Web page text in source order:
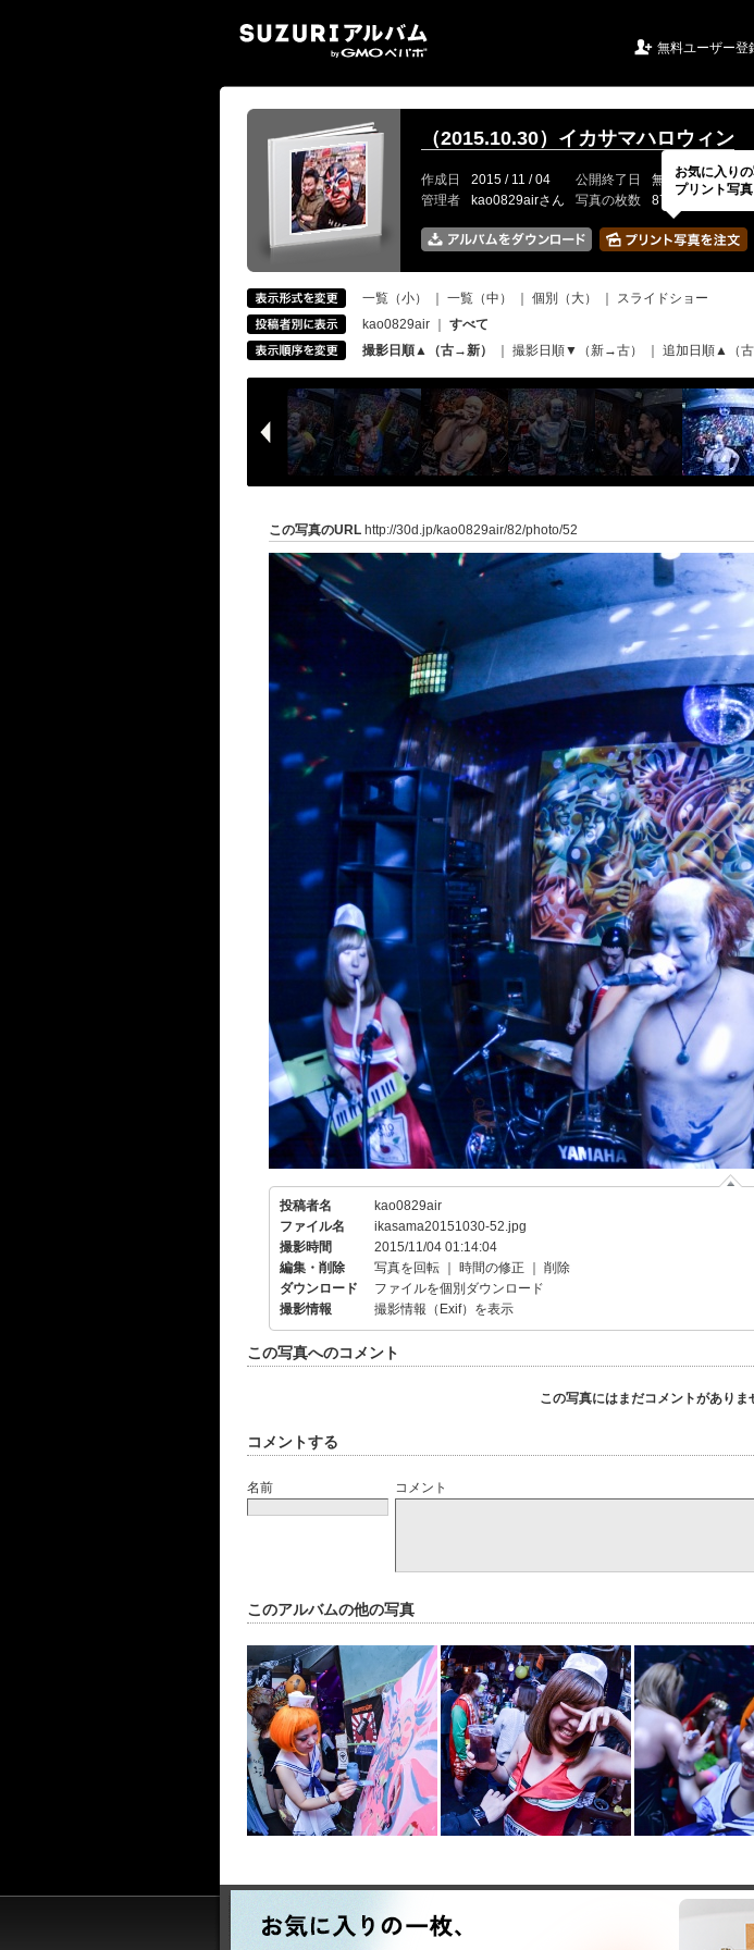
 無料ユーザー登
（2015.10.30）イカサマハロウィン
作成日 2015 / 11 / 04 公開終了日 無期限 イ
管理者
kao0829airさん 写真の枚数 87 / 2000枚
一覧（小） 一覧（中） 個別（大）
スライドショー
kao0829air
すべて
撮影日順▲（古→新）
撮影日順▼（新→古） 追加日順▲（古
この写真のURL http://30d.jp/kao0829air/82/photo/52
投稿者名
kao0829air
ファイル名
ikasama20151030-52.jpg
撮影時間
2015/11/04 01:14:04
編集・削除
写真を回転 時間の修正
削除
ダウンロード
ファイルを個別ダウンロード
撮影情報
撮影情報（Exif）を表示
この写真へのコメント
この写真にはまだコメントがありま
コメントする
名前 コメント
このアルバムの他の写真
お気に入り
プリント写